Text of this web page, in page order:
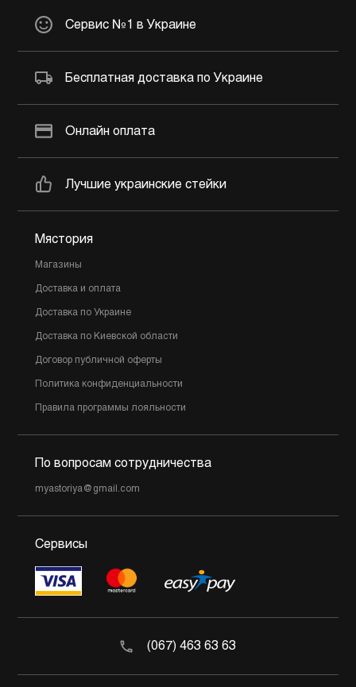
Сервис №1 в Украине
Бесплатная доставка по Украине
Онлайн оплата
Лучшие украинские стейки
Мястория
Магазины
Доставка и оплата
Доставка по Украине
Доставка по Киевской области
Договор публичной оферты
Политика конфиденциальности
Правила программы лояльности
По вопросам сотрудничества
myastoriya@gmail.com
Сервисы
(067) 463 63 63